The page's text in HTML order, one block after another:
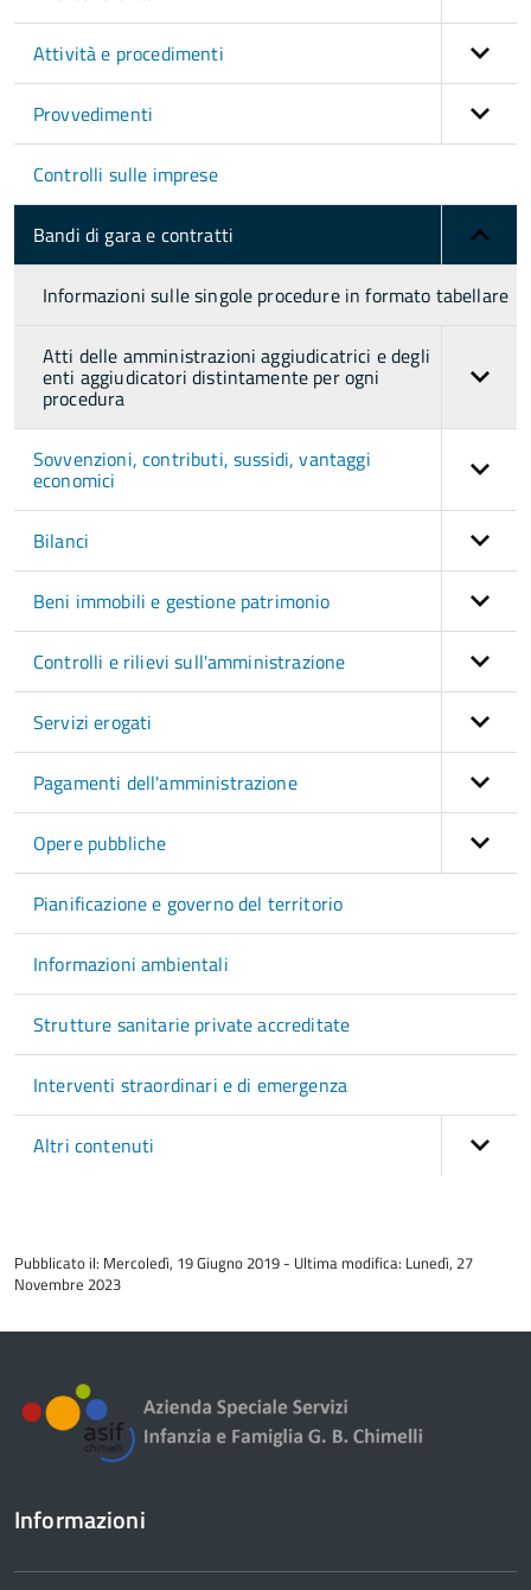
Attività e procedimenti
Provvedimenti
Controlli sulle imprese
Bandi di gara e contratti
Informazioni sulle singole procedure in formato tabellare
Atti delle amministrazioni aggiudicatrici e degli
enti aggiudicatori distintamente per ogni
procedura
Sovvenzioni, contributi, sussidi, vantaggi
economici
Bilanci
Beni immobili e gestione patrimonio
Controlli e rilievi sull'amministrazione
Servizi erogati
Pagamenti dell'amministrazione
Opere pubbliche
Pianificazione e governo del territorio
Informazioni ambientali
Strutture sanitarie private accreditate
Interventi straordinari e di emergenza
Altri contenuti
del
contenuto
Pubblicato il: Mercoledì, 19 Giugno 2019 - Ultima modifica: Lunedì, 27
Novembre 2023
Informazioni